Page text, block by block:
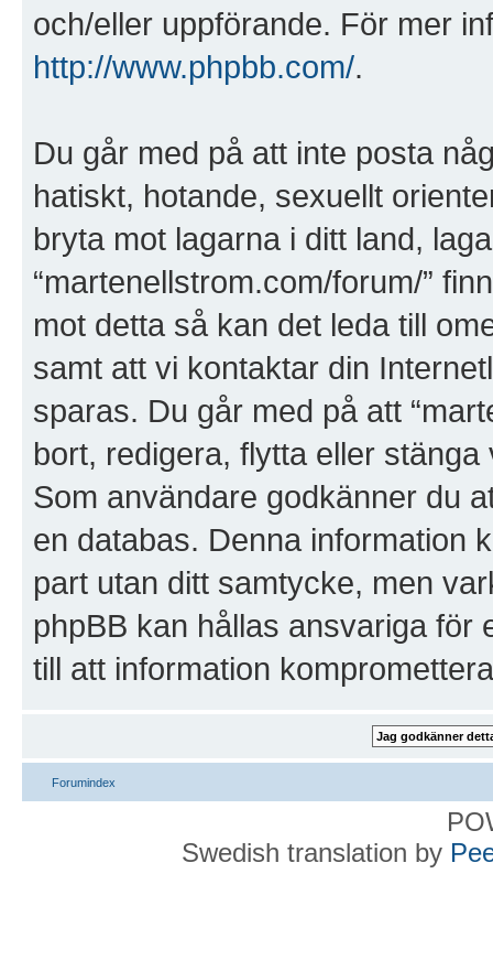
och/eller uppförande. För mer
http://www.phpbb.com/.
Du går med på att inte posta
hatiskt, hotande, sexuellt
bryta mot lagarna i ditt land,
“martenellstrom.com/forum/”
mot detta så kan det leda till
samt att vi kontaktar din
sparas. Du går med på att
bort, redigera, flytta eller
Som användare godkänner du
en databas. Denna information
part utan ditt samtycke, men
phpBB kan hållas ansvariga för
till att information
Forumindex
Swedish translation by